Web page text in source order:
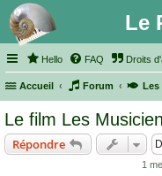
Le
Hello FAQ Droits
Accueil Forum Les
Le film Les
Répondre
1